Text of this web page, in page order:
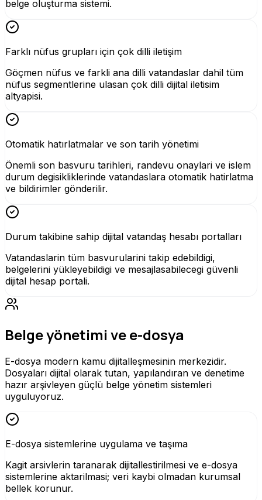
belge oluşturma sistemi.
Farklı nüfus grupları için çok dilli iletişim
Göçmen nüfus ve farkli ana dilli vatandaslar dahil tüm
nüfus segmentlerine ulasan çok dilli dijital iletisim
altyapisi.
Otomatik hatırlatmalar ve son tarih yönetimi
Önemli son basvuru tarihleri, randevu onaylari ve islem
durum degisikliklerinde vatandaslara otomatik hatirlatma
ve bildirimler gönderilir.
Durum takibine sahip dijital vatandaş hesabı portalları
Vatandaslarin tüm basvurularini takip edebildigi,
belgelerini yükleyebildigi ve mesajlasabilecegi güvenli
dijital hesap portali.
Belge yönetimi ve e-dosya
E-dosya modern kamu dijitalleşmesinin merkezidir.
Dosyaları dijital olarak tutan, yapılandıran ve denetime
hazır arşivleyen güçlü belge yönetim sistemleri
uyguluyoruz.
E-dosya sistemlerine uygulama ve taşıma
Kagit arsivlerin taranarak dijitallestirilmesi ve e-dosya
sistemlerine aktarilmasi; veri kaybi olmadan kurumsal
bellek korunur.